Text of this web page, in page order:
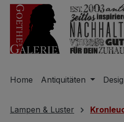
Hauptinhalt springen
Zur Suche springen
Zur Hauptnavigation
Home Antiquitäten
Lampen & Luster